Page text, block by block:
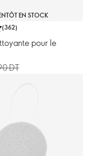
EN STOCK
(362)
pour le
DT